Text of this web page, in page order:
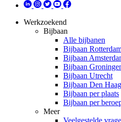
Werkzoekend
Bijbaan
Alle bijbanen
Bijbaan
Bijbaan
Bijbaan
Bijbaan Utrecht
Bijbaan Den Haag
Bijbaan per plaats
Bijbaan per
Meer
Veelgestelde